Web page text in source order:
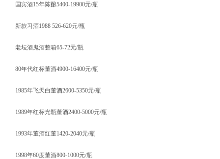
国宾酒15年陈酿5400-19900元/瓶
新款习酒1988 526-620元/瓶
老坛酒鬼酒整箱65-72元/瓶
80年代红标董酒4900-16400元/瓶
1985年飞天白董酒2600-5350元/瓶
1989年红标光瓶董酒2400-5000元/瓶
1993年董酒红董1420-2040元/瓶
1998年60度董酒800-1000元/瓶